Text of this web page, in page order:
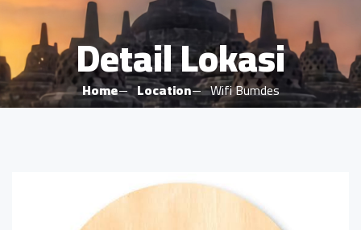
Detail Lokasi
Home Location Wifi Bumdes